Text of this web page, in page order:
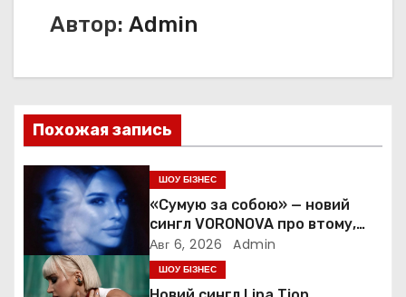
а
ц
и
я
п
о
Автор: Admin
Похожая запись
ШОУ БІЗНЕС
«Сумую за собою» — новий
сингл VORONOVA про втому,
силу та повернення до себе
Авг 6, 2026 Admin
ШОУ БІЗНЕС